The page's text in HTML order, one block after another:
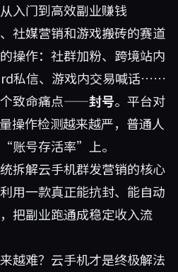
入门到高效副业赚钱
社媒营销和游戏搬砖的赛道
操作：社群加粉、跨境站内
私信、游戏内交易喊话……
个致命痛点——封号。平台对
操作检测越来越严，普通人
账号存活率”上。
拆解云手机群发营销的核心
用一款真正能抗封、能自动
，把副业跑通成稳定收入流
越难？云手机才是终极解法